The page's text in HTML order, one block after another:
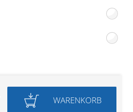
WARENKORB